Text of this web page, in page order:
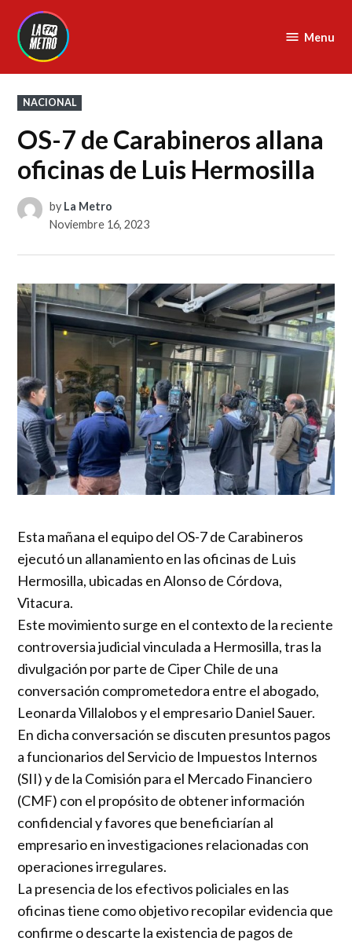
content
Menu
POSTED
IN
NACIONAL
OS-7 de Carabineros allana
oficinas de Luis Hermosilla
by La Metro
Noviembre 16, 2023
Esta mañana el equipo del OS-7 de Carabineros
ejecutó un allanamiento en las oficinas de Luis
Hermosilla, ubicadas en Alonso de Córdova,
Vitacura.
Este movimiento surge en el contexto de la reciente
controversia judicial vinculada a Hermosilla, tras la
divulgación por parte de Ciper Chile de una
conversación comprometedora entre el abogado,
Leonarda Villalobos y el empresario Daniel Sauer.
En dicha conversación se discuten presuntos pagos
a funcionarios del Servicio de Impuestos Internos
(SII) y de la Comisión para el Mercado Financiero
(CMF) con el propósito de obtener información
confidencial y favores que beneficiarían al
empresario en investigaciones relacionadas con
operaciones irregulares.
La presencia de los efectivos policiales en las
oficinas tiene como objetivo recopilar evidencia que
confirme o descarte la existencia de pagos de